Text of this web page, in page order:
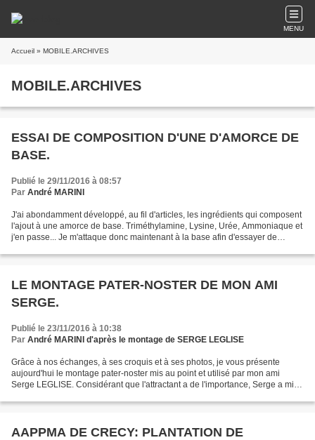
MENU
Accueil » MOBILE.ARCHIVES
MOBILE.ARCHIVES
ESSAI DE COMPOSITION D'UNE D'AMORCE DE
BASE.
Publié le 29/11/2016 à 08:57
Par André MARINI
J'ai abondamment développé, au fil d'articles, les ingrédients qui composent
l'ajout à une amorce de base. Triméthylamine, Lysine, Urée, Ammoniaque et
j'en passe... Je m'attaque donc maintenant à la base afin d'essayer de
LE MONTAGE PATER-NOSTER DE MON AMI
SERGE.
Publié le 23/11/2016 à 10:38
Par André MARINI d'après le montage de SERGE LEGLISE
Grâce à nos échanges, à ses croquis et à ses photos, je vous présente
aujourd'hui le montage pater-noster mis au point et utilisé par mon ami
Serge LEGLISE. Considérant que l'attractant a de l'importance, Serge a mis
AAPPMA DE CRECY: PLANTATION DE